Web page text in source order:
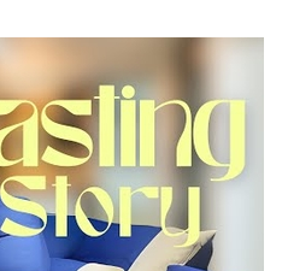
à Paris. Entre deux dates de